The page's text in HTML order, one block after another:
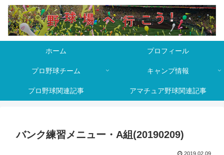
ホーム プロフィール
プロ野球チーム キャンプ情報
プロ野球関連記事 アマチュア野球関連記事
バンク練習メニュー・A組(20190209)
2019.02.09